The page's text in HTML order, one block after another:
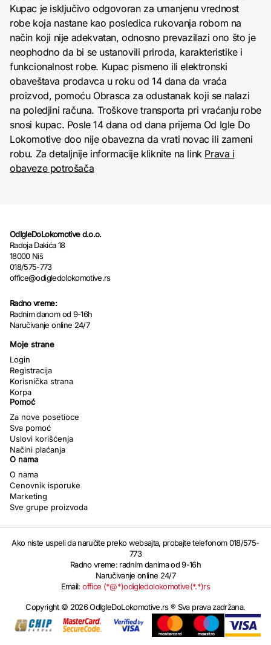
Kupac je isključivo odgovoran za umanjenu vrednost
robe koja nastane kao posledica rukovanja robom na
način koji nije adekvatan, odnosno prevazilazi ono što je
neophodno da bi se ustanovili priroda, karakteristike i
funkcionalnost robe. Kupac pismeno ili elektronski
obaveštava prodavca u roku od 14 dana da vraća
proizvod, pomoću Obrasca za odustanak koji se nalazi
na poledjini računa. Troškove transporta pri vraćanju robe
snosi kupac. Posle 14 dana od dana prijema Od Igle Do
Lokomotive doo nije obavezna da vrati novac ili zameni
robu. Za detaljnije informacije kliknite na link Prava i
obaveze potrošača
OdIgleDoLokomotive d.o.o.
Radoja Dakića 18
18000 Niš
018/575-773
office@odigledolokomotive.rs
Radno vreme:
Radnim danom od 9-16h
Naručivanje online 24/7
Moje strane
Login
Registracija
Korisnička strana
Korpa
Pomoć
Za nove posetioce
Sva pomoć
Uslovi korišćenja
Načini plaćanja
O nama
O nama
Cenovnik isporuke
Marketing
Sve grupe proizvoda
Ako niste uspeli da naručite preko websajta, probajte telefonom 018/575-
773
Radno vreme: radnim danima od 9-16h
Naručivanje online 24/7
Email:office (*@*)odigledolokomotive(*.*)rs
Copyright © 2026 OdIgleDoLokomotive.rs ® Sva prava zadržana.